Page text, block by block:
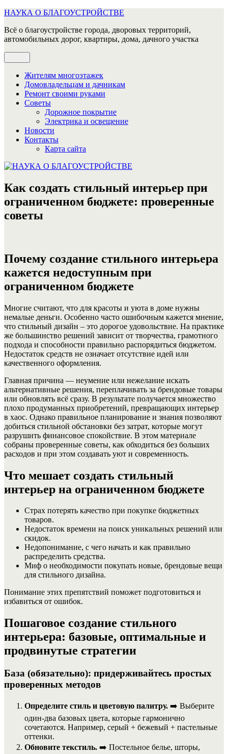
Перейти
содержимому
НАУКА О БЛАГОУСТРОЙСТВЕ
Всё о благоустройстве города, дворовых территорий,
автомобильных дорог, квартиры, дома, дачного участка
Жителям многоэтажек
Домовладельцам и дачникам
Ремонт своими руками
Советы
Дорожное покрытие
Электрика и освещение
Новости
Контакты
Карта сайта
Как создать стильный интерьер при
ограниченном бюджете: проверенные
советы
Почему создание стильного интерьера
кажется недоступным при
ограниченном бюджете
Многие считают, что для красоты и уюта в доме нужны
немалые деньги. Особенно часто ошибочным кажется мнение,
что стильный дизайн – это дорогое удовольствие. На практике
же большинство решений зависит от творчества, грамотного
подхода и способности правильно распорядиться бюджетом.
Недостаток средств не означает отсутствие идей или
качественного оформления.
Главная причина — неумение или нежелание искать
альтернативные решения, переплачивать за брендовые товары
или обновлять всё сразу. В результате получается множество
плохо продуманных приобретений, превращающих интерьер
в хаос. Однако правильное планирование и знания позволяют
добиться стильной обстановки без затрат, которые могут
разрушить финансовое спокойствие. В этом материале
собраны проверенные советы, как обходиться без больших
расходов и при этом создавать уют и современность.
Что мешает создать стильный
интерьер на ограниченном бюджете
Страх потерять качество при покупке бюджетных
товаров.
Недостаток времени на поиск уникальных решений или
скидок.
Недопонимание, с чего начать и как правильно
распределить средства.
Миф о необходимости покупать новые, брендовые вещи
для стильного дизайна.
Понимание этих препятствий поможет подготовиться и
избавиться от ошибок.
Пошаговое создание стильного
интерьера: базовые, оптимальные и
продвинутые стратегии
База (обязательно): придерживайтесь простых
проверенных методов
Определите стиль и цветовую палитру. ➡️ Выберите
один-два базовых цвета, которые гармонично
сочетаются. Например, серый + бежевый + пастельные
оттенки.
Обновите текстиль. ➡️ Постельное белье, шторы,